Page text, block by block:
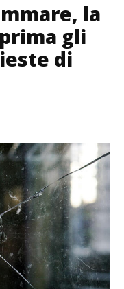
la
gli
di